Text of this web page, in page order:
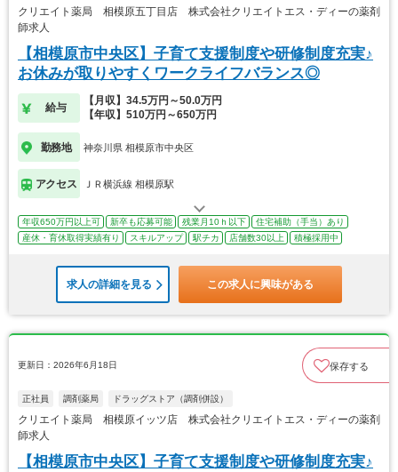
クリエイト薬局 相模原五丁目店 株式会社クリエイトエス・ディーの薬剤
師求人
【相模原市中央区】子育て支援制度や研修制度充実♪
お休みが取りやすくワークライフバランス◎
給与
【月収】34.5万円～50.0万円
【年収】510万円～650万円
勤務地 神奈川県 相模原市中央区
アクセス ＪＲ横浜線 相模原駅
年収650万円以上可 新卒も応募可能 残業月10ｈ以下
住宅補助（手当）あり
産休・育休取得実績有り
スキルアップ 駅チカ 店舗数30以上 積極採用中
求人の詳細を見る この求人に興味がある
更新日：2026年6月18日 保存する
正社員 調剤薬局 ドラッグストア（調剤併設）
クリエイト薬局 相模原イッツ店 株式会社クリエイトエス・ディーの薬剤
師求人
【相模原市中央区】子育て支援制度や研修制度充実♪